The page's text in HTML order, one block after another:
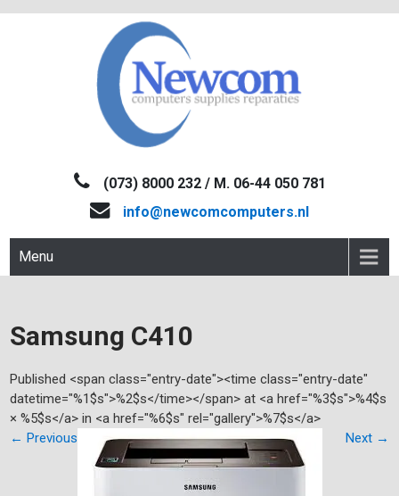
NEWCOM(073) 8000 232 / M. 06-44 050 781
info@newcomcomputers.nl
Menu
Samsung C410
Published <span class="entry-date"><time class="entry-date"
datetime="%1$s">%2$s</time></span> at <a href="%3$s">%4$s
× %5$s</a> in <a href="%6$s" rel="gallery">%7$s</a>
← Previous Next →